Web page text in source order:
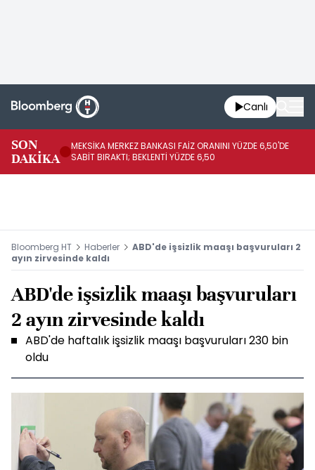
Canlı
SON
DAKİKA
MEKSİKA MERKEZ BANKASI FAİZ ORANINI YÜZDE 6,50'DE
SABİT BIRAKTI; BEKLENTİ YÜZDE 6,50
Bloomberg HT Haberler
ABD'de işsizlik maaşı başvuruları 2
ayın zirvesinde kaldı
ABD'de işsizlik maaşı başvuruları
2 ayın zirvesinde kaldı
ABD'de haftalık işsizlik maaşı başvuruları 230 bin
oldu